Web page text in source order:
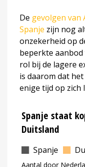
De gevolgen van
Spanje zijn nog
onzekerheid op
beperkte
rol bij de lagere
is daarom dat
enige tijd op zich